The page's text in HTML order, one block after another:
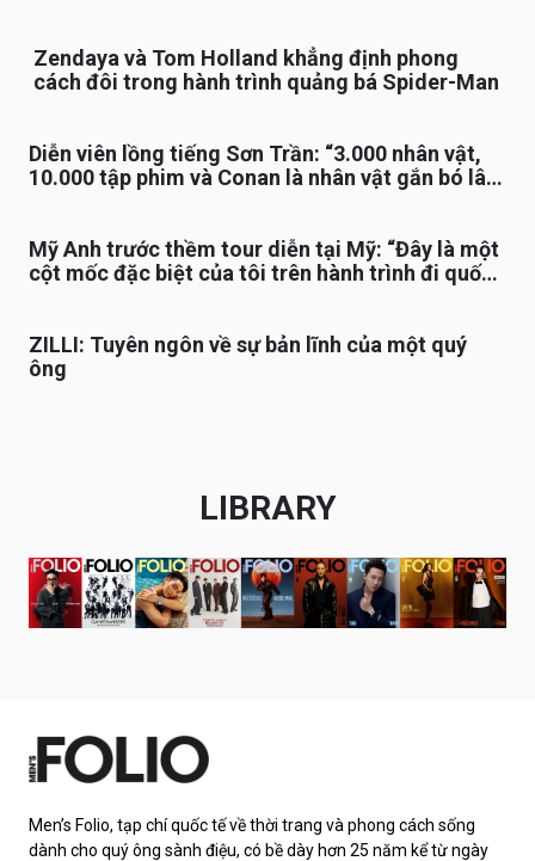
Zendaya và Tom Holland khẳng định phong
cách đôi trong hành trình quảng bá Spider-Man
Diễn viên lồng tiếng Sơn Trần: “3.000 nhân vật,
10.000 tập phim và Conan là nhân vật gắn bó lâu
Mỹ Anh trước thềm tour diễn tại Mỹ: “Đây là một
cột mốc đặc biệt của tôi trên hành trình đi quốc
ZILLI: Tuyên ngôn về sự bản lĩnh của một quý
ông
LIBRARY
Men’s Folio, tạp chí quốc tế về thời trang và phong cách sống
dành cho quý ông sành điệu, có bề dày hơn 25 năm kể từ ngày